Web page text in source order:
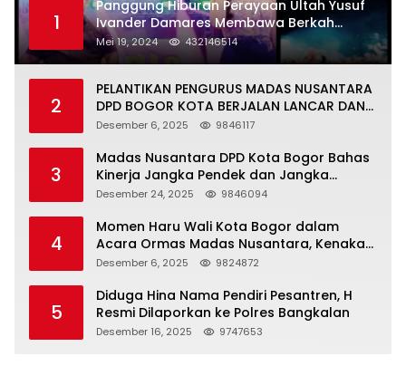
1
Panggung Hiburan Perayaan Ultah Yusuf
Ivander Damares Membawa Berkah
Warga Kejapanan
Mei 19, 2024 432146514
2
PELANTIKAN PENGURUS MADAS NUSANTARA
DPD BOGOR KOTA BERJALAN LANCAR DAN
KHIDMAT
Desember 6, 2025 9846117
3
Madas Nusantara DPD Kota Bogor Bahas
Kinerja Jangka Pendek dan Jangka
Panjang
Desember 24, 2025 9846094
4
Momen Haru Wali Kota Bogor dalam
Acara Ormas Madas Nusantara, Kenakan
Peci Hitam Tinggi sebagai Simbol
Desember 6, 2025 9824872
5
Diduga Hina Nama Pendiri Pesantren, H
Resmi Dilaporkan ke Polres Bangkalan
Desember 16, 2025 9747653